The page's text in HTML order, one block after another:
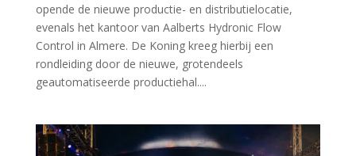
opende de nieuwe productie- en distributielocatie,
evenals het kantoor van Aalberts Hydronic Flow
Control in Almere. De Koning kreeg hierbij een
rondleiding door de nieuwe, grotendeels
geautomatiseerde productiehal....